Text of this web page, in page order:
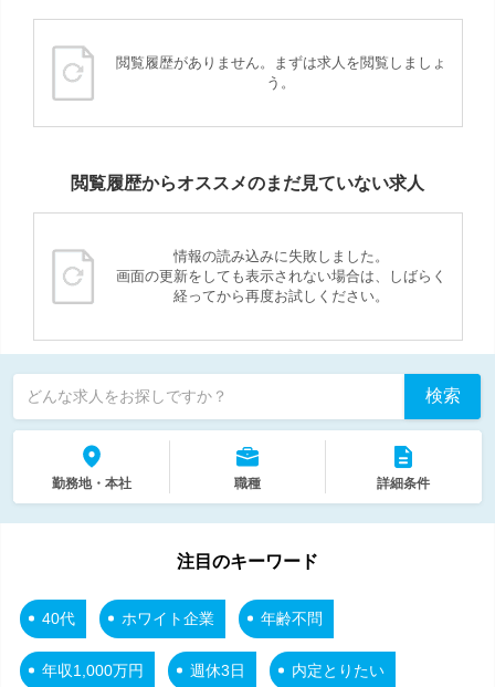
閲覧履歴がありません。まずは求人を閲覧しましょ
う。
閲覧履歴からオススメのまだ見ていない求人
情報の読み込みに失敗しました。
画面の更新をしても表示されない場合は、しばらく
経ってから再度お試しください。
どんな求人をお探しですか？ 検索
勤務地・本社 職種 詳細条件
注目のキーワード
40代 ホワイト企業 年齢不問
年収1,000万円 週休3日 内定とりたい